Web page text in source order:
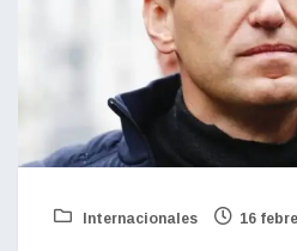
Internacionales 16